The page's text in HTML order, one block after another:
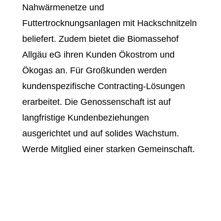
Nahwärmenetze und
Futtertrocknungsanlagen mit Hackschnitzeln
beliefert. Zudem bietet die Biomassehof
Allgäu eG ihren Kunden Ökostrom und
Ökogas an. Für Großkunden werden
kundenspezifische Contracting-Lösungen
erarbeitet. Die Genossenschaft ist auf
langfristige Kundenbeziehungen
ausgerichtet und auf solides Wachstum.
Werde Mitglied einer starken Gemeinschaft.